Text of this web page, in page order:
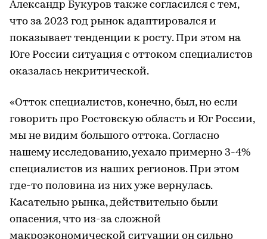
Александр Букуров также согласился с тем,
что за 2023 год рынок адаптировался и
показывает тенденции к росту. При этом на
Юге России ситуация с оттоком специалистов
оказалась некритической.
«Отток специалистов, конечно, был, но если
говорить про Ростовскую область и Юг России,
мы не видим большого оттока. Согласно
нашему исследованию, уехало примерно 3-4%
специалистов из наших регионов. При этом
где-то половина из них уже вернулась.
Касательно рынка, действительно были
опасения, что из-за сложной
макроэкономической ситуации он сильно